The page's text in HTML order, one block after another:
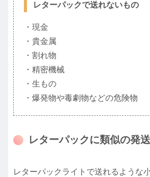
レターパックで送れないもの
・現金
・貴金属
・割れ物
・精密機械
・生もの
・爆発物や毒劇物などの危険物
レターパックに類似の発
レターパックライトで送れるような